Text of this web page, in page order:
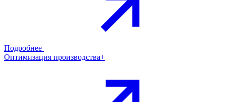
Подробнее
Оптимизация производства+